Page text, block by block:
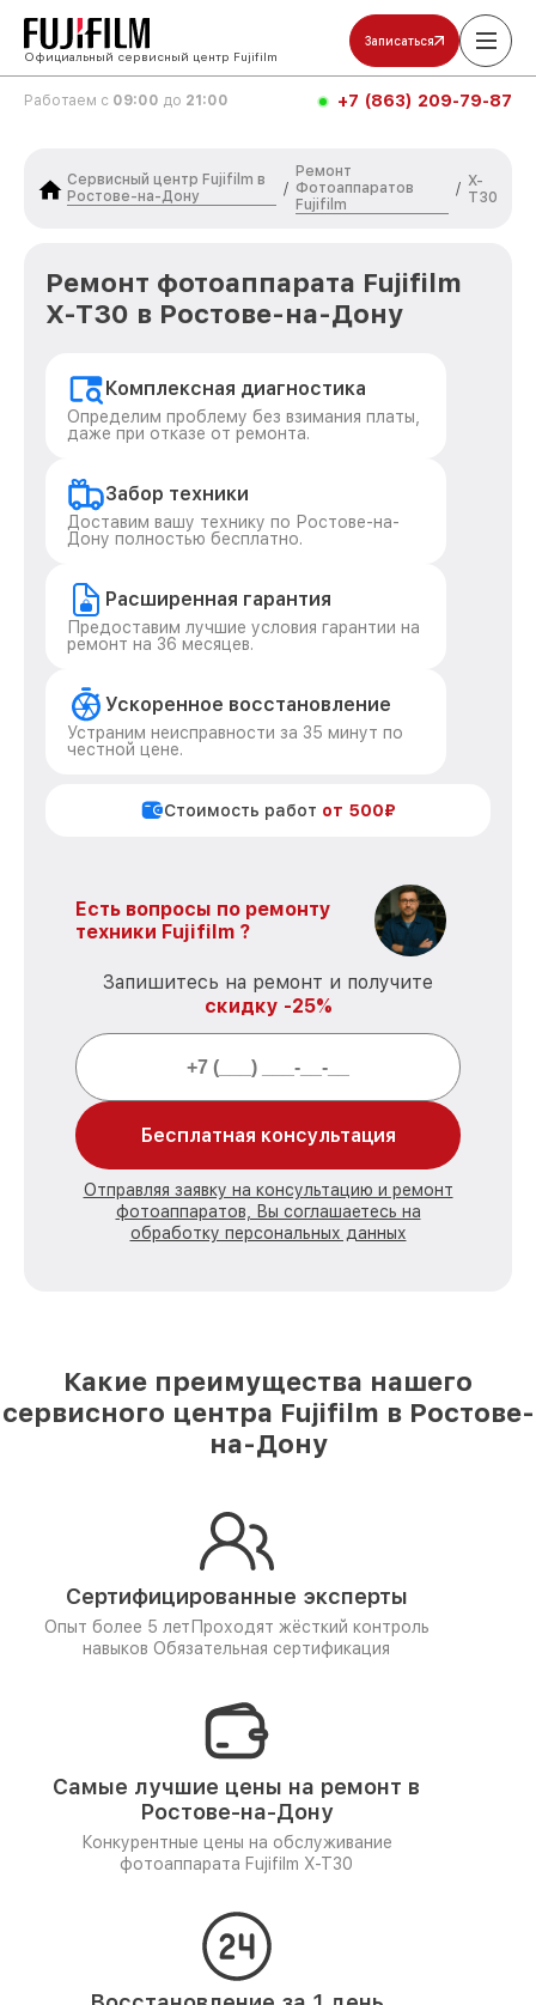
Официальный сервисный центр Fujifilm
Записаться
Работаем с 09:00 до 21:00 +7 (863) 209-79-87
Сервисный центр Fujifilm в
Ростове-на-Дону
/
Ремонт
Фотоаппаратов
Fujifilm
/ X-
T30
Ремонт фотоаппарата Fujifilm
X-T30 в Ростове-на-Дону
Комплексная диагностика
Определим проблему без взимания платы,
даже при отказе от ремонта.
Забор техники
Доставим вашу технику по Ростове-на-
Дону полностью бесплатно.
Расширенная гарантия
Предоставим лучшие условия гарантии на
ремонт на 36 месяцев.
Ускоренное восстановление
Устраним неисправности за 35 минут по
честной цене.
Стоимость работ от 500₽
Есть вопросы по ремонту
техники Fujifilm ?
Запишитесь на ремонт и получите
скидку -25%
Бесплатная консультация
Отправляя заявку на консультацию и ремонт
фотоаппаратов, Вы соглашаетесь на
обработку персональных данных
Какие преимущества нашего
сервисного центра Fujifilm в Ростове-
на-Дону
Сертифицированные эксперты
Опыт более 5 лет Проходят жёсткий контроль
навыков Обязательная сертификация
Самые лучшие цены на ремонт в
Ростове-на-Дону
Конкурентные цены на обслуживание
фотоаппарата Fujifilm X-T30